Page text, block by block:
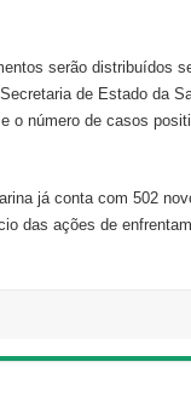
serão distribuídos
de Estado da
o número de casos
já conta com 502
das ações de